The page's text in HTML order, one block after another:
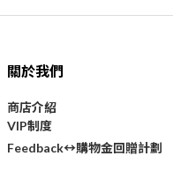
關於我們
商店介紹
VIP制度
Feedback↔購物金回贈計劃